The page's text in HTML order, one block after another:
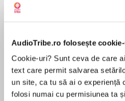
AudioTribe.ro folosește
Cookie-uri? Sunt ceva de care
text care permit salvarea
un site, ca tu să ai o experiență
folosi numai cu permisiunea ta
Elita de Argint (Elita
de...
Dani Francis
Diavolul se
la...
Lauren